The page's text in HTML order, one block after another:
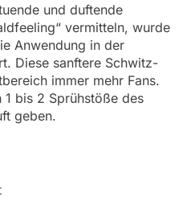
und duftende
vermitteln, wurde
Anwendung in der
Diese sanftere Schwitz-
immer mehr Fans.
bis 2 Sprühstöße des
geben.